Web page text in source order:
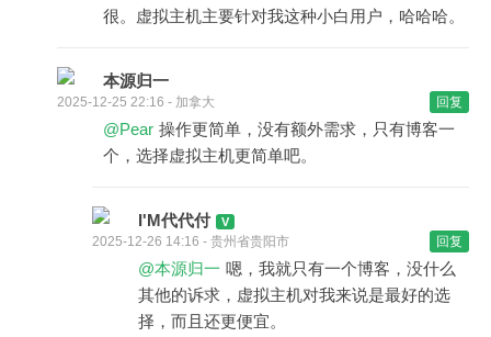
很。虚拟主机主要针对我这种小白用户，哈哈哈。
本源归一
2025-12-25 22:16 - 加拿大 回复
@Pear 操作更简单，没有额外需求，只有博客一
个，选择虚拟主机更简单吧。
I'M代代付
2025-12-26 14:16 - 贵州省贵阳市 回复
@本源归一 嗯，我就只有一个博客，没什么
其他的诉求，虚拟主机对我来说是最好的选
择，而且还更便宜。